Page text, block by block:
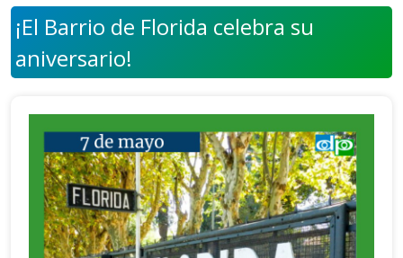
¡El Barrio de Florida celebra su
aniversario!